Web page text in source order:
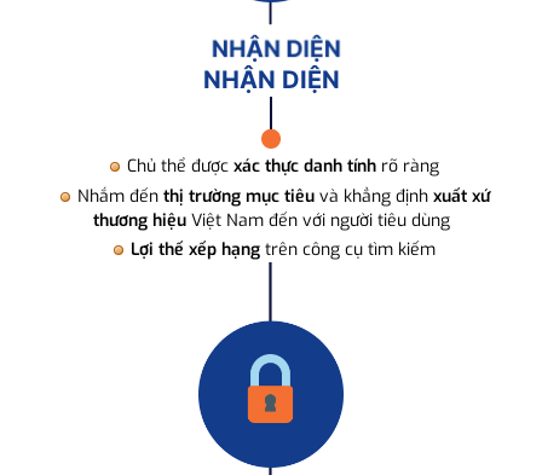
NHẬN DIỆN
Chủ thể được xác thực danh tính rõ ràng
Nhắm đến thị trường mục tiêuvà khẳng định xuất xứ
thương hiệuViệt Nam đến với người tiêu dùng
Lợi thế xếp hạng trên công cụ tìm kiếm